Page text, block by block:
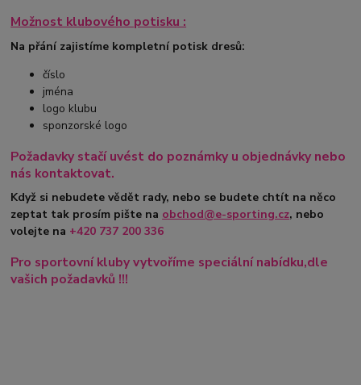
Možnost klubového potisku :
Na přání zajistíme kompletní potisk dresů:
číslo
jména
logo klubu
sponzorské logo
Požadavky stačí uvést do poznámky u objednávky nebo
nás kontaktovat.
Když si nebudete vědět rady, nebo se budete chtít na něco
zeptat tak prosím pište na obchod@e-sporting.cz, nebo
volejte na +420 737 200 336
Pro sportovní kluby vytvoříme speciální nabídku,dle
vašich požadavků !!!